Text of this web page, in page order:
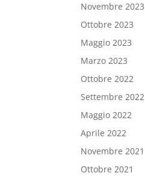
Novembre 2023
Ottobre 2023
Maggio 2023
Marzo 2023
Ottobre 2022
Settembre 2022
Maggio 2022
Aprile 2022
Novembre 2021
Ottobre 2021